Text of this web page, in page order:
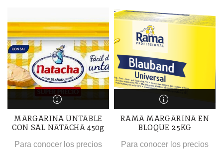
MARGARINA UNTABLE
CON SAL NATACHA 450g
Para conocer los precios
RAMA MARGARINA EN
BLOQUE 2.5KG
Para conocer los precios